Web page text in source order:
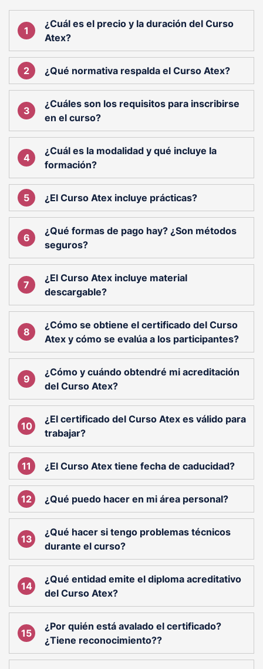
¿Cuál es el precio y la duración del Curso
Atex?
¿Qué normativa respalda el Curso Atex?
¿Cuáles son los requisitos para inscribirse
en el curso?
¿Cuál es la modalidad y qué incluye la
formación?
¿El Curso Atex incluye prácticas?
¿Qué formas de pago hay? ¿Son métodos
seguros?
¿El Curso Atex incluye material
descargable?
¿Cómo se obtiene el certificado del Curso
Atex y cómo se evalúa a los participantes?
¿Cómo y cuándo obtendré mi acreditación
del Curso Atex?
¿El certificado del Curso Atex es válido para
trabajar?
¿El Curso Atex tiene fecha de caducidad?
¿Qué puedo hacer en mi área personal?
¿Qué hacer si tengo problemas técnicos
durante el curso?
¿Qué entidad emite el diploma acreditativo
del Curso Atex?
¿Por quién está avalado el certificado?
¿Tiene reconocimiento??